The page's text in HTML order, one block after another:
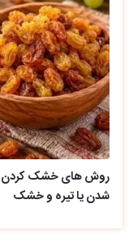
روش های خشک کردن
شدن یا تیره و خشک